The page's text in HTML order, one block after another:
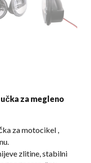
za megleno
za motocikel ,
zlitine, stabilni